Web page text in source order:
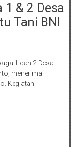
& 2 Desa
Tani BNI
1 dan 2 Desa
menerima
Kegiatan